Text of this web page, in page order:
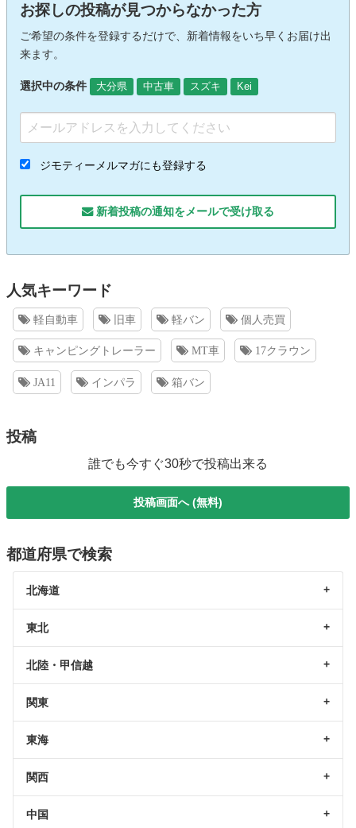
お探しの投稿が見つからなかった方
ご希望の条件を登録するだけで、新着情報をいち早くお届け出
来ます。
選択中の条件 大分県 中古車 スズキ Kei
ジモティーメルマガにも登録する
新着投稿の通知をメールで受け取る
人気キーワード
軽自動車 旧車 軽バン 個人売買
キャンピングトレーラー MT車 17クラウン
JA11 インパラ 箱バン
投稿
誰でも今すぐ30秒で投稿出来る
投稿画面へ (無料)
都道府県で検索
北海道
東北
北陸・甲信越
関東
東海
関西
中国